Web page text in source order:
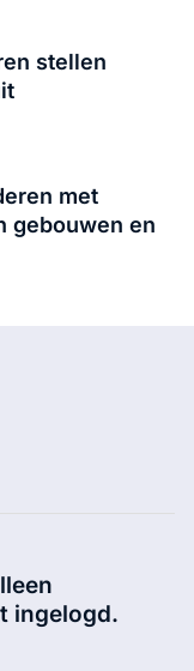
stellen
met
gebouwen en
ingelogd.